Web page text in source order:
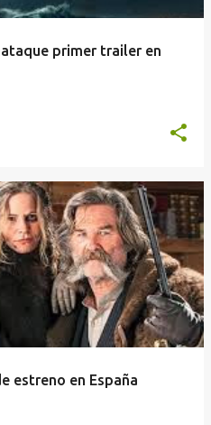
primer trailer en
estreno en España